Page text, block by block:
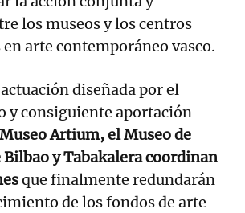
los museos y los centros
arte contemporáneo vasco.
diseñada por el
y consiguiente aportación
Artium, el Museo de
Bilbao y Tabakalera coordinan
que finalmente redundarán
de los fondos de arte